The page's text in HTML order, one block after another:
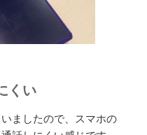
くい
ましたので、スマホの